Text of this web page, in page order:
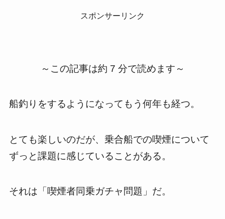
スポンサーリンク
～この記事は約 7 分で読めます～
船釣りをするようになってもう何年も経つ。
とても楽しいのだが、乗合船での喫煙について
ずっと課題に感じていることがある。
それは「喫煙者同乗ガチャ問題」だ。